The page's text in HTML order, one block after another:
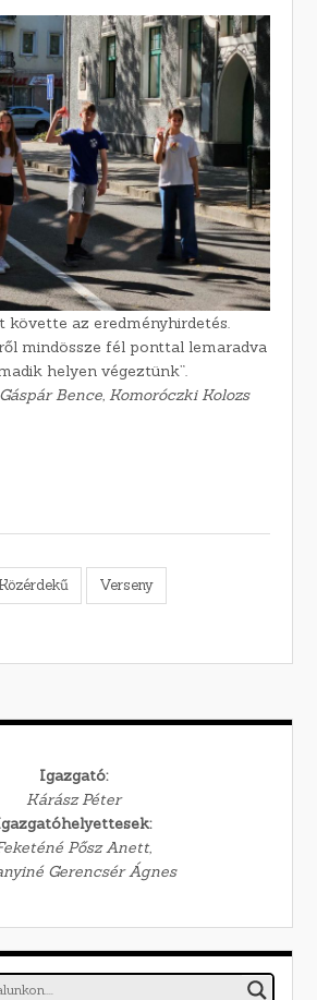
követte az eredményhirdetés.
mindössze fél ponttal lemaradva
helyen végeztünk”.
Bence, Komoróczki Kolozs
Közérdekű Verseny
Igazgató:
Kárász Péter
Pősz Anett,
Gerencsér Ágnes